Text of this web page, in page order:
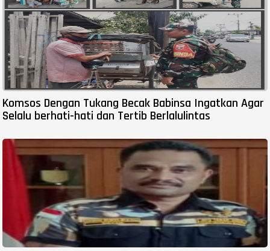
Komsos Dengan Tukang Becak Babinsa Ingatkan Agar
Selalu berhati-hati dan Tertib Berlalulintas